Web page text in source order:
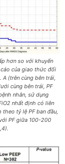
hơn so với khuyến
của giao thức đối
(trên cùng bên trái,
cùng bên trái, PF
nhân, sử dụng
nhất định có liên
tỷ lệ PF ban đầu,
PF giữa 100-200